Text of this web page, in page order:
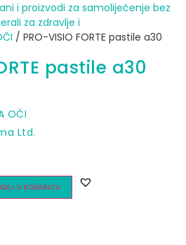
i proizvodi za samoliječenje bez
za zdravlje i
/ PRO-VISIO FORTE pastile a30
pastile a30
OČI
Ltd.
U KOŠARICU